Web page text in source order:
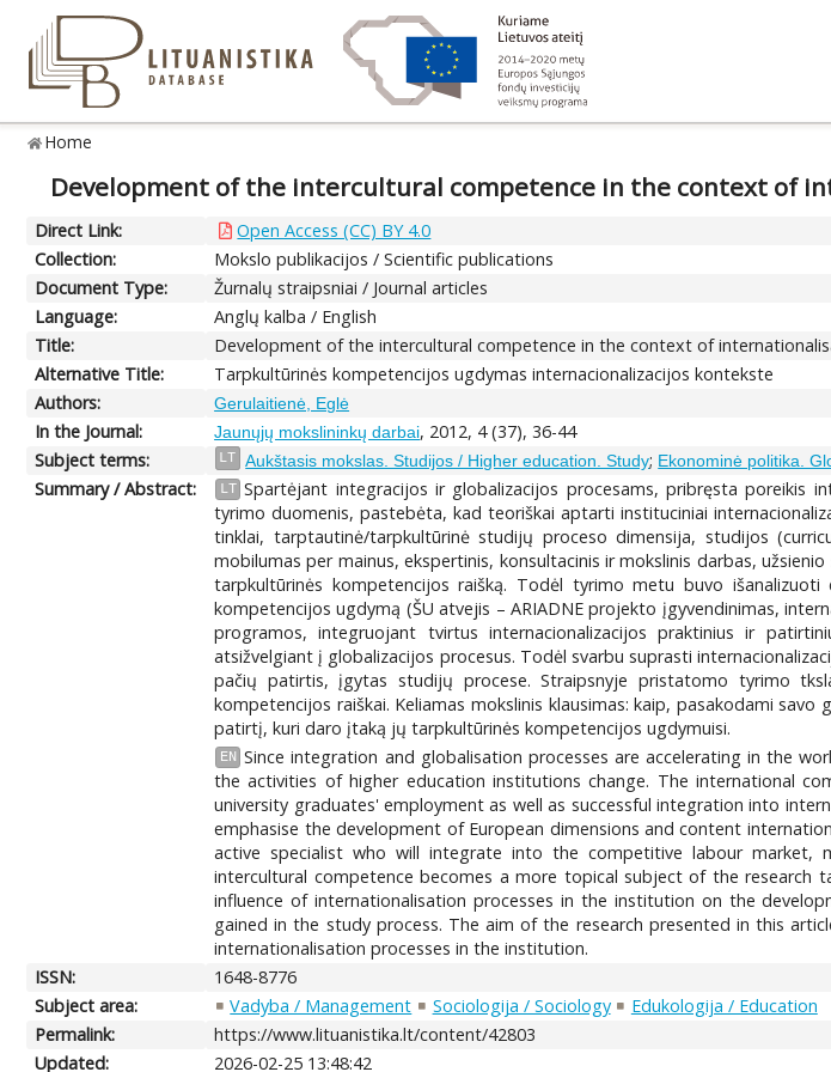
Home
Development of the intercultural competence in the context of
Direct Link:
Open Access (CC) BY 4.0
Collection:
Mokslo publikacijos / Scientific publications
Document Type:
Žurnalų straipsniai / Journal articles
Language:
Anglų kalba / English
Title:
Development of the intercultural competence in the context of
Alternative Title:
Tarpkultūrinės kompetencijos ugdymas internacionalizacijos kontekste
Authors:
Gerulaitienė, Eglė
In the Journal: Jaunųjų mokslininkų darbai, 2012, 4 (37), 36-44
Subject terms:
LT Aukštasis mokslas. Studijos / Higher education. Study; Ekonominė politika.
Summary / Abstract: LT Spartėjant integracijos ir globalizacijos procesams, pribręsta poreikis
tyrimo duomenis, pastebėta, kad teoriškai aptarti instituciniai
tinklai, tarptautinė/tarpkultūrinė studijų proceso dimensija, studijos
mobilumas per mainus, ekspertinis, konsultacinis ir mokslinis darbas,
tarpkultūrinės kompetencijos raišką. Todėl tyrimo metu buvo
kompetencijos ugdymą (ŠU atvejis – ARIADNE projekto įgyvendinimas,
programos, integruojant tvirtus internacionalizacijos praktinius ir
atsižvelgiant į globalizacijos procesus. Todėl svarbu suprasti
pačių patirtis, įgytas studijų procese. Straipsnyje pristatomo tyrimo
kompetencijos raiškai. Keliamas mokslinis klausimas: kaip, pasakodami
patirtį, kuri daro įtaką jų tarpkultūrinės kompetencijos ugdymuisi.
EN Since integration and globalisation processes are accelerating in the
the activities of higher education institutions change. The international
university graduates' employment as well as successful integration into
emphasise the development of European dimensions and content
active specialist who will integrate into the competitive labour
intercultural competence becomes a more topical subject of the
influence of internationalisation processes in the institution on the
gained in the study process. The aim of the research presented in this
internationalisation processes in the institution.
ISSN:
1648-8776
Subject area:
Vadyba / Management Sociologija / Sociology
Edukologija / Education
Permalink:
https://www.lituanistika.lt/content/42803
Updated:
2026-02-25 13:48:42